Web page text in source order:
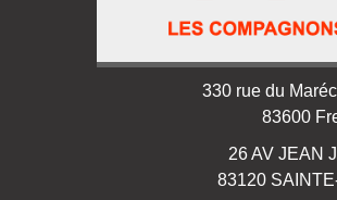
330 rue du
83600
26 AV JEAN
83120